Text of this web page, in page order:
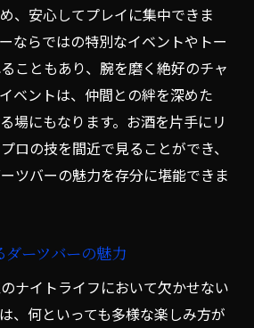
区で初心者向けのダーツバーを
じたスキルアップの道
しめるダーツバーの過ごし方
ダーツバーでのゲーム戦略と上
レイヤーから学ぶ
プのためのコツと秘訣
に参加してみよう
、安心してプレイに集中できま
ならではの特別なイベントやトー
こともあり、腕を磨く絶好のチャ
ベントは、仲間との絆を深めた
場にもなります。お酒を片手にリ
ロの技を間近で見ることができ、
ツバーの魅力を存分に堪能できま
ダーツバーの魅力
ナイトライフにおいて欠かせない
、何といっても多様な楽しみ方が